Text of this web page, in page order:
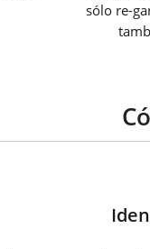
sólo re-